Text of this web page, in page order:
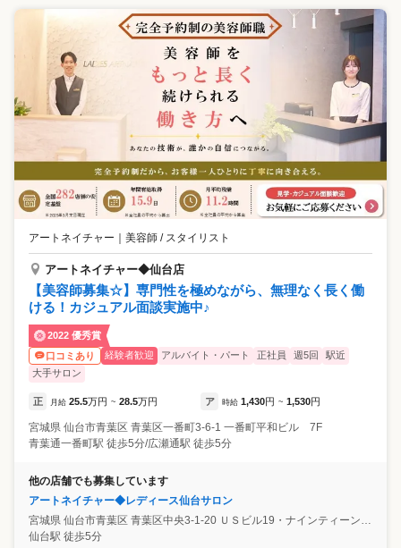
アートネイチャー ｜ 美容師 / スタイリスト
アートネイチャー◆仙台店
【美容師募集☆】専門性を極めながら、無理なく長く働
ける！カジュアル面談実施中♪
2022 優秀賞
口コミあり
経験者歓迎 アルバイト・パート 正社員 週5回
駅近
大手サロン
正 月給 25.5万円 ~ 28.5万円 ア 時給 1,430円 ~ 1,530円
宮城県 仙台市青葉区 青葉区一番町3-6-1 一番町平和ビル 7F
青葉通一番町駅 徒歩5分/広瀬通駅 徒歩5分
他の店舗でも募集しています
アートネイチャー◆レディース仙台サロン
宮城県 仙台市青葉区 青葉区中央3-1-20 ＵＳビル19・ナインティーン 8F
仙台駅 徒歩5分